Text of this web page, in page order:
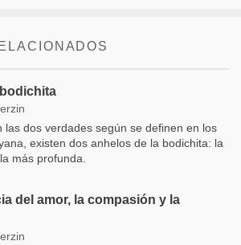
las dos verdades según se definen en los
existen dos anhelos de la bodichita: la
más profunda.
del amor, la compasión y la